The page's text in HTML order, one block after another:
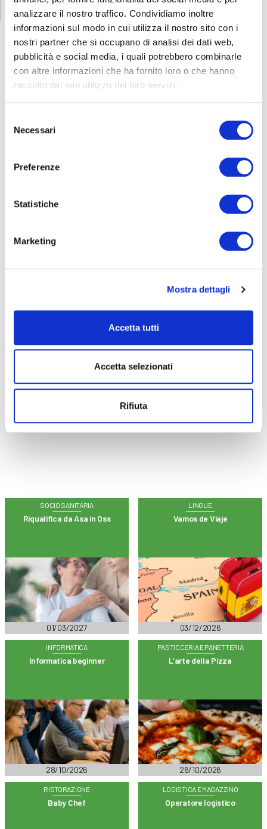
analizzare il nostro traffico. Condividiamo inoltre
informazioni sul modo in cui utilizza il nostro sito con i
nostri partner che si occupano di analisi dei dati web,
pubblicità e social media, i quali potrebbero combinarle
con altre informazioni che ha fornito loro o che hanno
raccolto dal suo utilizzo dei loro servizi.
delNecessari
Preferenze
Statistiche
Marketing
Mostra dettagli
Accetta tutti
Accetta selezionati
Rifiuta
FORMAZIONEE CORSI
Seleziona e filtra per:
ADULTI
AZIENDE
DOPO LA TERZA MEDIA
SICUREZZA
Seleziona e filtra per:
CORSIONLINE
CALENDARIO
SOCIO SANITARIA
Riqualifica da Asa in Oss
01/03/2027
LINGUE
Vamos de Viaje
03/12/2026
INFORMATICA
Informatica beginner
28/10/2026
PASTICCERIA E PANETTERIA
L’arte della Pizza
26/10/2026
RISTORAZIONE
Baby Chef
LOGISTICA E MAGAZZINO
Operatore logistico